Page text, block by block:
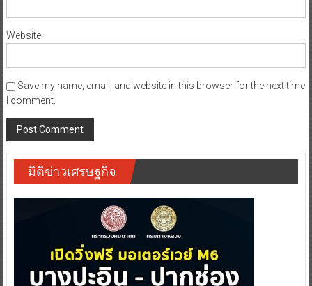
Website
Save my name, email, and website in this browser for the next time
I comment.
มิติข่าวเศรษฐกิจ